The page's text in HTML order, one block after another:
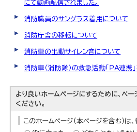
にて動画配信されました。
消防職員のサングラス着用について
消防庁舎の移転について
消防車の出動サイレン音について
消防車（消防隊）の救急活動「PA連携
より良いホームページにするために、ペ
ください。
このホームページ（本ページを含む）は